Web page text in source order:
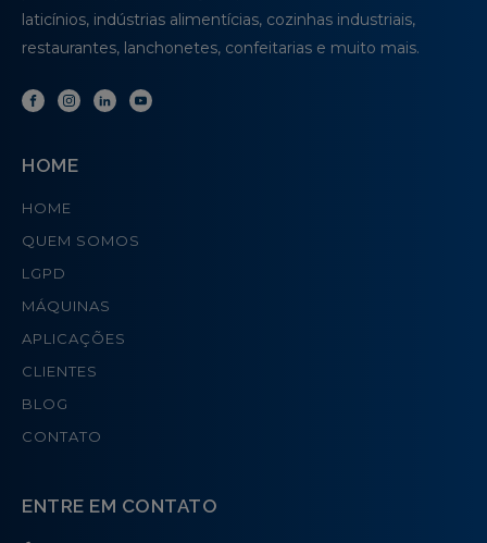
laticínios, indústrias alimentícias, cozinhas industriais,
restaurantes, lanchonetes, confeitarias e muito mais.
HOME
HOME
QUEM SOMOS
LGPD
MÁQUINAS
APLICAÇÕES
CLIENTES
BLOG
CONTATO
ENTRE EM CONTATO